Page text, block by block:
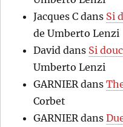
Jacques C dans Si
de Umberto Lenzi
David dans Si
Umberto Lenzi
GARNIERdans
Corbet
GARNIERdans